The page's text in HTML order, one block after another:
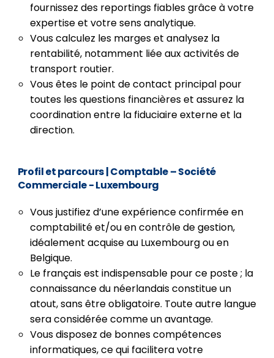
fournissez des reportings fiables grâce à votre
expertise et votre sens analytique.
Vous calculez les marges et analysez la
rentabilité, notamment liée aux activités de
transport routier.
Vous êtes le point de contact principal pour
toutes les questions financières et assurez la
coordination entre la fiduciaire externe et la
direction.
Profil et parcours| Comptable – Société
Commerciale - Luxembourg
Vous justifiez d’une expérience confirmée en
comptabilité et/ou en contrôle de gestion,
idéalement acquise au Luxembourg ou en
Belgique.
Le français est indispensable pour ce poste ; la
connaissance du néerlandais constitue un
atout, sans être obligatoire. Toute autre langue
sera considérée comme un avantage.
Vous disposez de bonnes compétences
informatiques, ce qui facilitera votre